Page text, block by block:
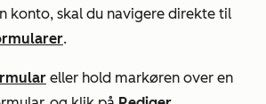
konto, skal du navigere direkte til
.
eller hold markøren over en